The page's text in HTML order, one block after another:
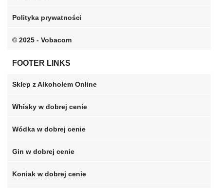
Polityka prywatności
© 2025 - Vobacom
FOOTER LINKS
Sklep z Alkoholem Online
Whisky w dobrej cenie
Wódka w dobrej cenie
Gin w dobrej cenie
Koniak w dobrej cenie